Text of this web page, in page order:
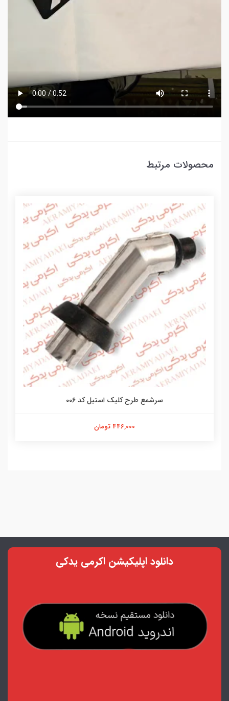
محصولات مرتبط
سرشمع طرح کلیک استیل کد 006
446,000 تومان
دانلود اپلیکیشن اکرمی یدکی